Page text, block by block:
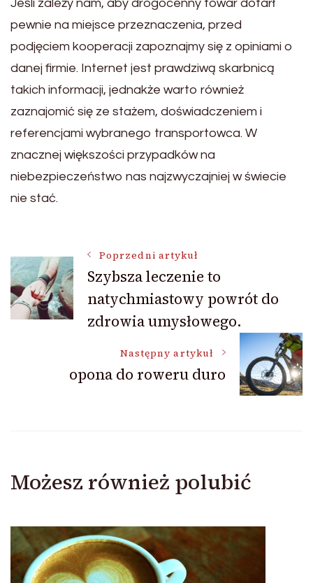
Jeśli zależy nam, aby drogocenny towar dotarł
pewnie na miejsce przeznaczenia, przed
podjęciem kooperacji zapoznajmy się z opiniami o
danej firmie. Internet jest prawdziwą skarbnicą
takich informacji, jednakże warto również
zaznajomić się ze stażem, doświadczeniem i
referencjami wybranego transportowca. W
znacznej większości przypadków na
niebezpieczeństwo nas najzwyczajniej w świecie
nie stać.
Nawigacja
wpisu
Poprzedni artykuł
Szybsza leczenie to
natychmiastowy powrót do
zdrowia umysłowego.
Następny artykuł
opona do roweru duro
Możesz również polubić